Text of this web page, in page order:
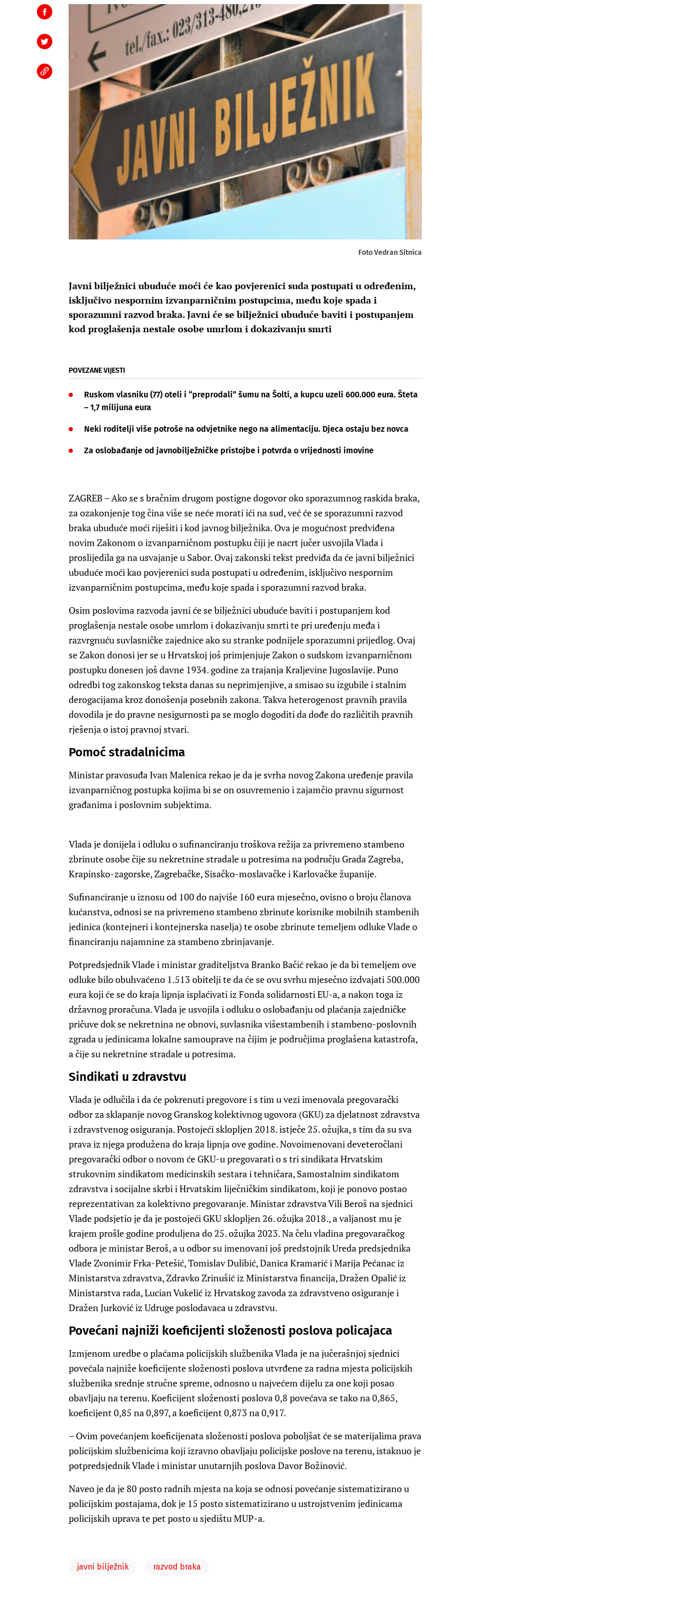
Foto Vedran Sitnica
Javni bilježnici ubuduće moći će kao povjerenici suda postupati u određenim,
isključivo nespornim izvanparničnim postupcima, među koje spada i
sporazumni razvod braka. Javni će se bilježnici ubuduće baviti i postupanjem
kod proglašenja nestale osobe umrlom i dokazivanju smrti
POVEZANE VIJESTI
Ruskom vlasniku (77) oteli i “preprodali” šumu na Šolti, a kupcu uzeli 600.000 eura. Šteta
– 1,7 milijuna eura
Neki roditelji više potroše na odvjetnike nego na alimentaciju. Djeca ostaju bez novca
Za oslobađanje od javnobilježničke pristojbe i potvrda o vrijednosti imovine
ZAGREB – Ako se s bračnim drugom postigne dogovor oko sporazumnog raskida braka,
za ozakonjenje tog čina više se neće morati ići na sud, već će se sporazumni razvod
braka ubuduće moći riješiti i kod javnog bilježnika. Ova je mogućnost predviđena
novim Zakonom o izvanparničnom postupku čiji je nacrt jučer usvojila Vlada i
proslijedila ga na usvajanje u Sabor. Ovaj zakonski tekst predviđa da će javni bilježnici
ubuduće moći kao povjerenici suda postupati u određenim, isključivo nespornim
izvanparničnim postupcima, među koje spada i sporazumni razvod braka.
Osim poslovima razvoda javni će se bilježnici ubuduće baviti i postupanjem kod
proglašenja nestale osobe umrlom i dokazivanju smrti te pri uređenju međa i
razvrgnuću suvlasničke zajednice ako su stranke podnijele sporazumni prijedlog. Ovaj
se Zakon donosi jer se u Hrvatskoj još primjenjuje Zakon o sudskom izvanparničnom
postupku donesen još davne 1934. godine za trajanja Kraljevine Jugoslavije. Puno
odredbi tog zakonskog teksta danas su neprimjenjive, a smisao su izgubile i stalnim
derogacijama kroz donošenja posebnih zakona. Takva heterogenost pravnih pravila
dovodila je do pravne nesigurnosti pa se moglo dogoditi da dođe do različitih pravnih
rješenja o istoj pravnoj stvari.
Pomoć stradalnicima
Ministar pravosuđa Ivan Malenica rekao je da je svrha novog Zakona uređenje pravila
izvanparničnog postupka kojima bi se on osuvremenio i zajamčio pravnu sigurnost
građanima i poslovnim subjektima.
Vlada je donijela i odluku o sufinanciranju troškova režija za privremeno stambeno
zbrinute osobe čije su nekretnine stradale u potresima na području Grada Zagreba,
Krapinsko-zagorske, Zagrebačke, Sisačko-moslavačke i Karlovačke županije.
Sufinanciranje u iznosu od 100 do najviše 160 eura mjesečno, ovisno o broju članova
kućanstva, odnosi se na privremeno stambeno zbrinute korisnike mobilnih stambenih
jedinica (kontejneri i kontejnerska naselja) te osobe zbrinute temeljem odluke Vlade o
financiranju najamnine za stambeno zbrinjavanje.
Potpredsjednik Vlade i ministar graditeljstva Branko Bačić rekao je da bi temeljem ove
odluke bilo obuhvaćeno 1.513 obitelji te da će se ovu svrhu mjesečno izdvajati 500.000
eura koji će se do kraja lipnja isplaćivati iz Fonda solidarnosti EU-a, a nakon toga iz
državnog proračuna. Vlada je usvojila i odluku o oslobađanju od plaćanja zajedničke
pričuve dok se nekretnina ne obnovi, suvlasnika višestambenih i stambeno-poslovnih
zgrada u jedinicama lokalne samouprave na čijim je područjima proglašena katastrofa,
a čije su nekretnine stradale u potresima.
Sindikati u zdravstvu
Vlada je odlučila i da će pokrenuti pregovore i s tim u vezi imenovala pregovarački
odbor za sklapanje novog Granskog kolektivnog ugovora (GKU) za djelatnost zdravstva
i zdravstvenog osiguranja. Postojeći sklopljen 2018. istječe 25. ožujka, s tim da su sva
prava iz njega produžena do kraja lipnja ove godine. Novoimenovani deveteročlani
pregovarački odbor o novom će GKU-u pregovarati o s tri sindikata Hrvatskim
strukovnim sindikatom medicinskih sestara i tehničara, Samostalnim sindikatom
zdravstva i socijalne skrbi i Hrvatskim liječničkim sindikatom, koji je ponovo postao
reprezentativan za kolektivno pregovaranje. Ministar zdravstva Vili Beroš na sjednici
Vlade podsjetio je da je postojeći GKU sklopljen 26. ožujka 2018., a valjanost mu je
krajem prošle godine produljena do 25. ožujka 2023. Na čelu vladina pregovaračkog
odbora je ministar Beroš, a u odbor su imenovani još predstojnik Ureda predsjednika
Vlade Zvonimir Frka-Petešić, Tomislav Dulibić, Danica Kramarić i Marija Pećanac iz
Ministarstva zdravstva, Zdravko Zrinušić iz Ministarstva financija, Dražen Opalić iz
Ministarstva rada, Lucian Vukelić iz Hrvatskog zavoda za zdravstveno osiguranje i
Dražen Jurković iz Udruge poslodavaca u zdravstvu.
Povećani najniži koeficijenti složenosti poslova policajaca
Izmjenom uredbe o plaćama policijskih službenika Vlada je na jučerašnjoj sjednici
povećala najniže koeficijente složenosti poslova utvrđene za radna mjesta policijskih
službenika srednje stručne spreme, odnosno u najvećem dijelu za one koji posao
obavljaju na terenu. Koeficijent složenosti poslova 0,8 povećava se tako na 0,865,
koeficijent 0,85 na 0,897, a koeficijent 0,873 na 0,917.
– Ovim povećanjem koeficijenata složenosti poslova poboljšat će se materijalima prava
policijskim službenicima koji izravno obavljaju policijske poslove na terenu, istaknuo je
potpredsjednik Vlade i ministar unutarnjih poslova Davor Božinović.
Naveo je da je 80 posto radnih mjesta na koja se odnosi povećanje sistematizirano u
policijskim postajama, dok je 15 posto sistematizirano u ustrojstvenim jedinicama
policijskih uprava te pet posto u sjedištu MUP-a.
javni bilježnik razvod braka